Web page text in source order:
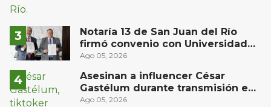
Notaría 13 de San Juan del Río
firmó convenio con Universidad
del Bajío para recibir estudiantes
Ago 05, 2026
Asesinan a influencer César
Gastélum durante transmisión en
vivo en Sinaloa
Ago 05, 2026